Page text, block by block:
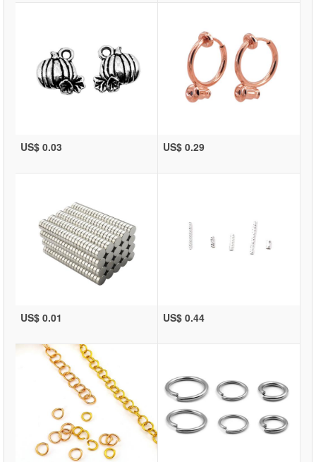
US$ 0.03 US$ 0.29
US$ 0.01 US$ 0.44